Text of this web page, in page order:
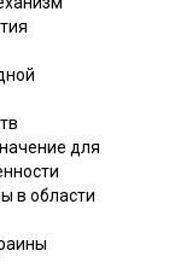
для
в области